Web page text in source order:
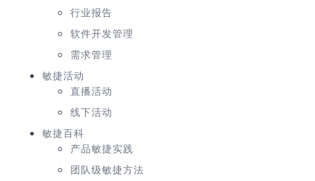
行业报告
软件开发管理
需求管理
敏捷活动
直播活动
线下活动
敏捷百科
产品敏捷实践
团队级敏捷方法